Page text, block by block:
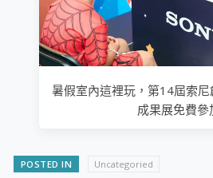
暑假室內這裡玩，第14屆索
成果展免費參
POSTED IN Uncategoried